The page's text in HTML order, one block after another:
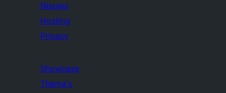
Nieuws
Hosting
Privacy
Showcase
Thema's